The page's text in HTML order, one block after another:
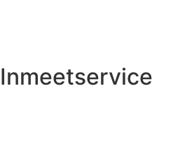
Inmeetservice